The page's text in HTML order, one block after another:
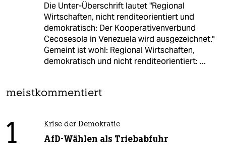
Die Unter-Überschrift lautet "Regional
Wirtschaften, nicht renditeorientiert und
demokratisch: Der Kooperativenverbund
Cecosesola in Venezuela wird ausgezeichnet."
Gemeint ist wohl: Regional Wirtschaften,
demokratisch und nicht renditeorientiert: ...
meistkommentiert
1 Krise der Demokratie
AfD-Wählen als Triebabfuhr